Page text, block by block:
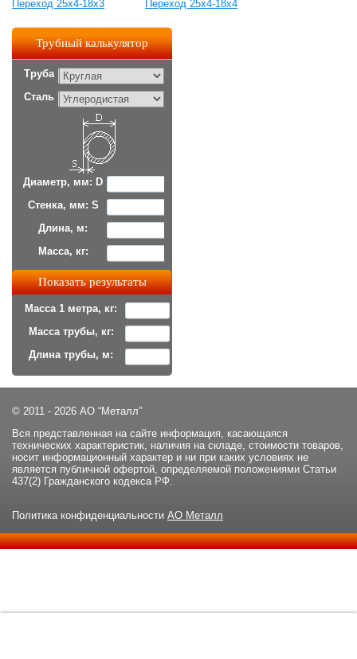
Переход 25x4-18x3 Переход 25x4-18x4
Трубный калькулятор
Труба
Сталь
Диаметр, мм: D
Стенка, мм: S
Длина, м:
Масса, кг:
Масса 1 метра, кг:
Масса трубы, кг:
Длина трубы, м:
© 2011 - 2026 АО “Металл”
Вся представленная на сайте информация, касающаяся
технических характеристик, наличия на складе, стоимости товаров,
носит информационный характер и ни при каких условиях не
является публичной офертой, определяемой положениями Статьи
437(2) Гражданского кодекса РФ.
Политика конфиденциальности АО Металл